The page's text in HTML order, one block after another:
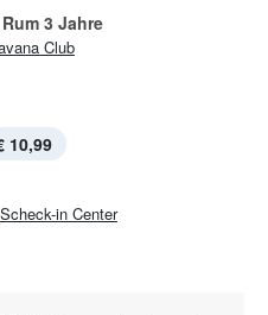
3 Jahre
Club
10,99
Scheck-in Center